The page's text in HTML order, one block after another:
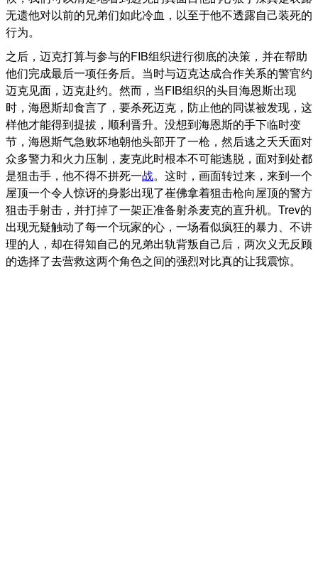
无遗他对以前的兄弟们如此冷血，以至于他不透露自己装死的
行为。
之后，迈克打算与参与的FIB组织进行彻底的决策，并在帮助
他们完成最后一项任务后。当时与迈克达成合作关系的警官约
迈克见面，迈克赴约。然而，当FIB组织的头目海恩斯出现
时，海恩斯却食言了，要杀死迈克，防止他的同谋被发现，这
样他才能得到提拔，顺利晋升。没想到海恩斯的手下临时变
节，海恩斯气急败坏地朝他头部开了一枪，然后逃之夭夭面对
众多警力和火力压制，麦克此时根本不可能逃脱，面对到处都
是狙击手，他不得不拼死一战。这时，画面转过来，来到一个
屋顶一个令人惊讶的身影出现了崔佛拿着狙击枪向屋顶的警方
狙击手射击，并打掉了一架正准备射杀麦克的直升机。Trev的
出现无疑触动了每一个玩家的心，一场看似疯狂的暴力、不讲
理的人，却在得知自己的兄弟出轨背叛自己后，两次义无反顾
的选择了去营救这两个角色之间的强烈对比真的让我震惊。